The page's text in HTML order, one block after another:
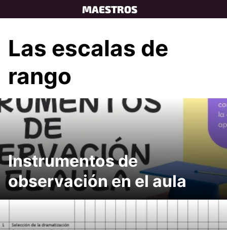
to
MAESTROS
Las escalas de
rango
Instrumentos de
observación en el aula